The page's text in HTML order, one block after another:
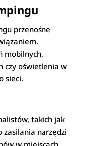
przenośne
mobilnych,
czy oświetlenia w
sieci.
takich jak
zasilania narzędzi
w miejscach